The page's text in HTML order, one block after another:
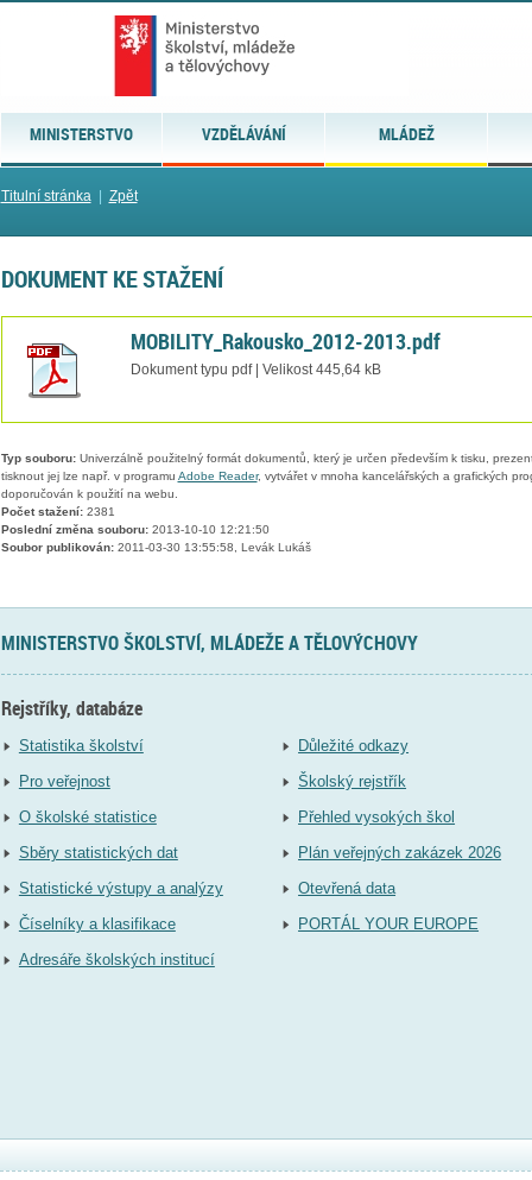
MINISTERSTVO VZDĚLÁVÁNÍ MLÁDEŽ
Titulní stránka| Zpět
DOKUMENT KE STAŽENÍ
MOBILITY_Rakousko_2012-2013.pdf
Dokument typu pdf | Velikost 445,64 kB
Typ souboru:Univerzálně použitelný formát dokumentů, který je určen především k tisku,
tisknout jej lze např. v programu Adobe Reader, vytvářet v mnoha kancelářských a grafických
doporučován k použití na webu.
Počet stažení:2381
Poslední změna souboru:2013-10-10 12:21:50
Soubor publikován:2011-03-30 13:55:58, Levák Lukáš
MINISTERSTVO ŠKOLSTVÍ, MLÁDEŽE A TĚLOVÝCHOVY
Rejstříky, databáze
Statistika školství
Pro veřejnost
O školské statistice
Sběry statistických dat
Statistické výstupy a analýzy
Číselníky a klasifikace
Adresáře školských institucí
Důležité odkazy
Školský rejstřík
Přehled vysokých škol
Plán veřejných zakázek 2026
Otevřená data
PORTÁL YOUR EUROPE